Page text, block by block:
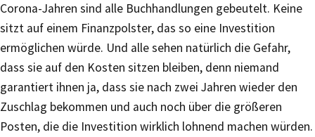
Corona-Jahren sind alle Buchhandlungen gebeutelt. Keine
sitzt auf einem Finanzpolster, das so eine Investition
ermöglichen würde. Und alle sehen natürlich die Gefahr,
dass sie auf den Kosten sitzen bleiben, denn niemand
garantiert ihnen ja, dass sie nach zwei Jahren wieder den
Zuschlag bekommen und auch noch über die größeren
Posten, die die Investition wirklich lohnend machen würden.